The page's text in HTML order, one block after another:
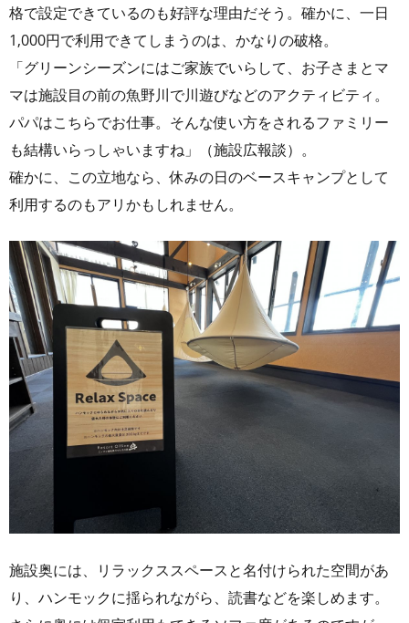
格で設定できているのも好評な理由だそう。確かに、一日
1,000円で利用できてしまうのは、かなりの破格。
「グリーンシーズンにはご家族でいらして、お子さまとマ
マは施設目の前の魚野川で川遊びなどのアクティビティ。
パパはこちらでお仕事。そんな使い方をされるファミリー
も結構いらっしゃいますね」（施設広報談）。
確かに、この立地なら、休みの日のベースキャンプとして
利用するのもアリかもしれません。
施設奥には、リラックススペースと名付けられた空間があ
り、ハンモックに揺られながら、読書などを楽しめます。